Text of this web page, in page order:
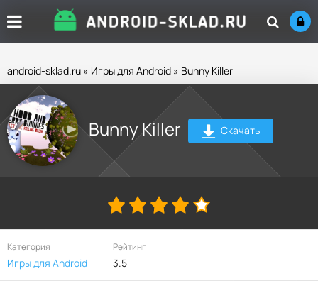
android-sklad.ru » Игры для Android » Bunny Killer
Bunny Killer Скачать
Категория
Игры для Android
Рейтинг
3.5